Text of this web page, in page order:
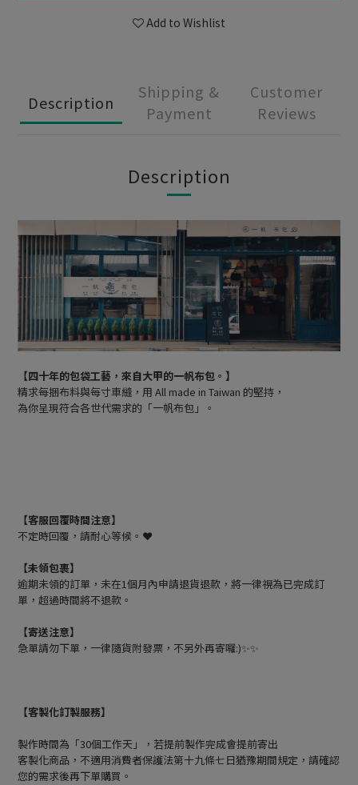
Add to Wishlist
Description
Shipping &
Payment
Customer
Reviews
Description
【四十年的包袋工藝，來自大甲的一帆布包。】
精求每捆布料與每寸車縫，用 All made in Taiwan 的堅持，
為你呈現符合各世代需求的「一帆布包」。
【客服回覆時間注意】
不定時回覆，請耐心等候。❤️
【未領包裹】
逾期未領的訂單，未在1個月內申請退貨退款，將一律視為已完成訂
單，超過時間將不退款。
【寄送注意】
急單請勿下單，一律隨貨附發票，不另外再寄囉:)✨✨
【客製化訂製服務】
製作時間為「30個工作天」，若提前製作完成會提前寄出
客製化商品，不適用消費者保護法第十九條七日猶豫期間規定，請確認
您的需求後再下單購買。